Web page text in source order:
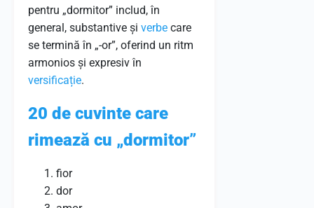
pentru „dormitor” includ, în
general, substantive și verbe care
se termină în „-or”, oferind un ritm
armonios și expresiv în
versificație.
20 de cuvinte care
rimează cu „dormitor”
fior
dor